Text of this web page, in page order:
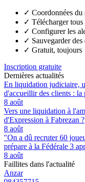
✓ Coordonnées du
✓ Télécharger tous
✓ Configurer les
✓ Sauvegarder des
✓ Gratuit, toujours
Inscription gratuite
Dernières actualités
En liquidation judiciaire,
d'accueillir des clients : la
8 août
Vers une liquidation à
d'Expression à Fabrezan ?
8 août
"On a dû recruter 60
prépare à la Fédérale 3
8 août
Faillites dans l'actualité
Anzar